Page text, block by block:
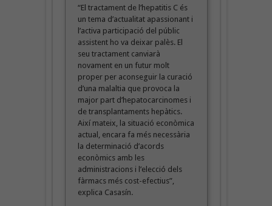
“El tractament de l’hepatitis C és
un tema d’actualitat apassionant i
l’activa participació del públic
assistent ho va deixar palès. El
seu tractament canviarà
novament en un futur molt
proper per aconseguir la curació
d’una malaltia que provoca la
major part d’hepatocarcinomes i
de transplantaments hepàtics.
Així mateix, la situació econòmica
actual, encara fa més necessària
la determinació d’acords
econòmics amb les
administracions i l’elecció dels
fàrmacs més cost-efectius”,
explica Casasín.